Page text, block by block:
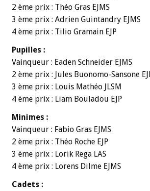
2 ème prix : Théo Gras EJMS
3 ème prix : Adrien Guintandry EJMS
4 ème prix : Tilio Gramain EJP
Pupilles :
Vainqueur : Eaden Schneider EJMS
2 ème prix : Jules Buonomo-Sansone
3 ème prix : Louis Mathéo JLSM
4 ème prix : Liam Bouladou EJP
Minimes :
Vainqueur : Fabio Gras EJMS
2 ème prix : Théo Roche EJP
3 ème prix : Lorik Rega LAS
4 ème prix : Lorens Dilme EJMS
Cadets :